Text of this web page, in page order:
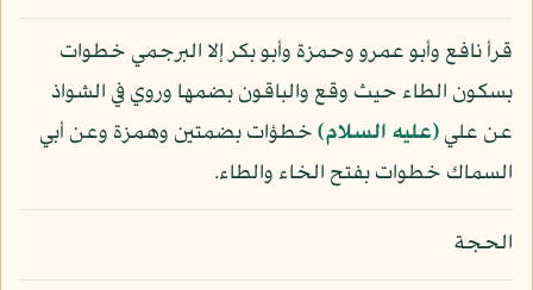
قرأ نافع وأبو عمرو وحمزة وأبو بكر إلا البرجمي خطوات
بسكون الطاء حيث وقع والباقون بضمها وروي في الشواذ
عن علي(عليه السلام)خطؤات بضمتين وهمزة وعن أبي
السماك خطوات بفتح الخاء والطاء.
الحجة